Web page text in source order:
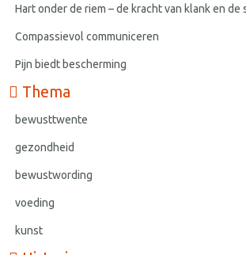
Hart onder de riem – de kracht van klank en de
Compassievol communiceren
Pijn biedt bescherming
Thema
bewusttwente
gezondheid
bewustwording
voeding
kunst